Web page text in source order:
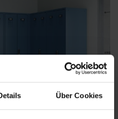
Über Cookies